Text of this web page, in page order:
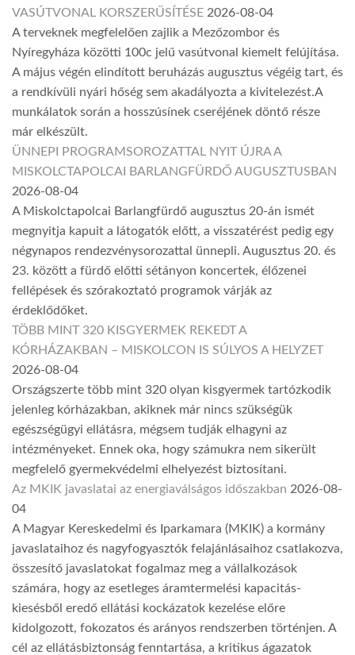
VASÚTVONAL KORSZERŰSÍTÉSE 2026-08-04
A terveknek megfelelően zajlik a Mezőzombor és
Nyíregyháza közötti 100c jelű vasútvonal kiemelt felújítása.
A május végén elindított beruházás augusztus végéig tart, és
a rendkívüli nyári hőség sem akadályozta a kivitelezést.A
munkálatok során a hosszúsínek cseréjének döntő része
már elkészült.
ÜNNEPI PROGRAMSOROZATTAL NYIT ÚJRA A
MISKOLCTAPOLCAI BARLANGFÜRDŐ AUGUSZTUSBAN
2026-08-04
A Miskolctapolcai Barlangfürdő augusztus 20-án ismét
megnyitja kapuit a látogatók előtt, a visszatérést pedig egy
négynapos rendezvénysorozattal ünnepli. Augusztus 20. és
23. között a fürdő előtti sétányon koncertek, élőzenei
fellépések és szórakoztató programok várják az
érdeklődőket.
TÖBB MINT 320 KISGYERMEK REKEDT A
KÓRHÁZAKBAN – MISKOLCON IS SÚLYOS A HELYZET
2026-08-04
Országszerte több mint 320 olyan kisgyermek tartózkodik
jelenleg kórházakban, akiknek már nincs szükségük
egészségügyi ellátásra, mégsem tudják elhagyni az
intézményeket. Ennek oka, hogy számukra nem sikerült
megfelelő gyermekvédelmi elhelyezést biztosítani.
Az MKIK javaslatai az energiaválságos időszakban 2026-08-
04
A Magyar Kereskedelmi és Iparkamara (MKIK) a kormány
javaslataihoz és nagyfogyasztók felajánlásaihoz csatlakozva,
összesítő javaslatokat fogalmaz meg a vállalkozások
számára, hogy az esetleges áramtermelési kapacitás-
kiesésből eredő ellátási kockázatok kezelése előre
kidolgozott, fokozatos és arányos rendszerben történjen. A
cél az ellátásbiztonság fenntartása, a kritikus ágazatok